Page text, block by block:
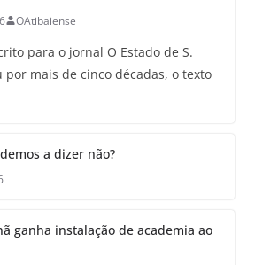
OAtibaiense
para o jornal O Estado de S.
por mais de cinco décadas, o texto
a dizer não?
ganha instalação de academia ao